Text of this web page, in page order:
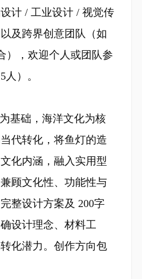
计 / 工业设计 / 视觉传
及跨界创意团队（如
），欢迎个人或团队参
）。
基础，海洋文化为核
代转化，将鱼灯的造
化内涵，融入实用型
顾文化性、功能性与
整设计方案及 200字
设计理念、材料工
化潜力。创作方向包